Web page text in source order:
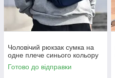
Чоловічий рюкзак сумка на
одне плече синього кольору
Готово до відправки